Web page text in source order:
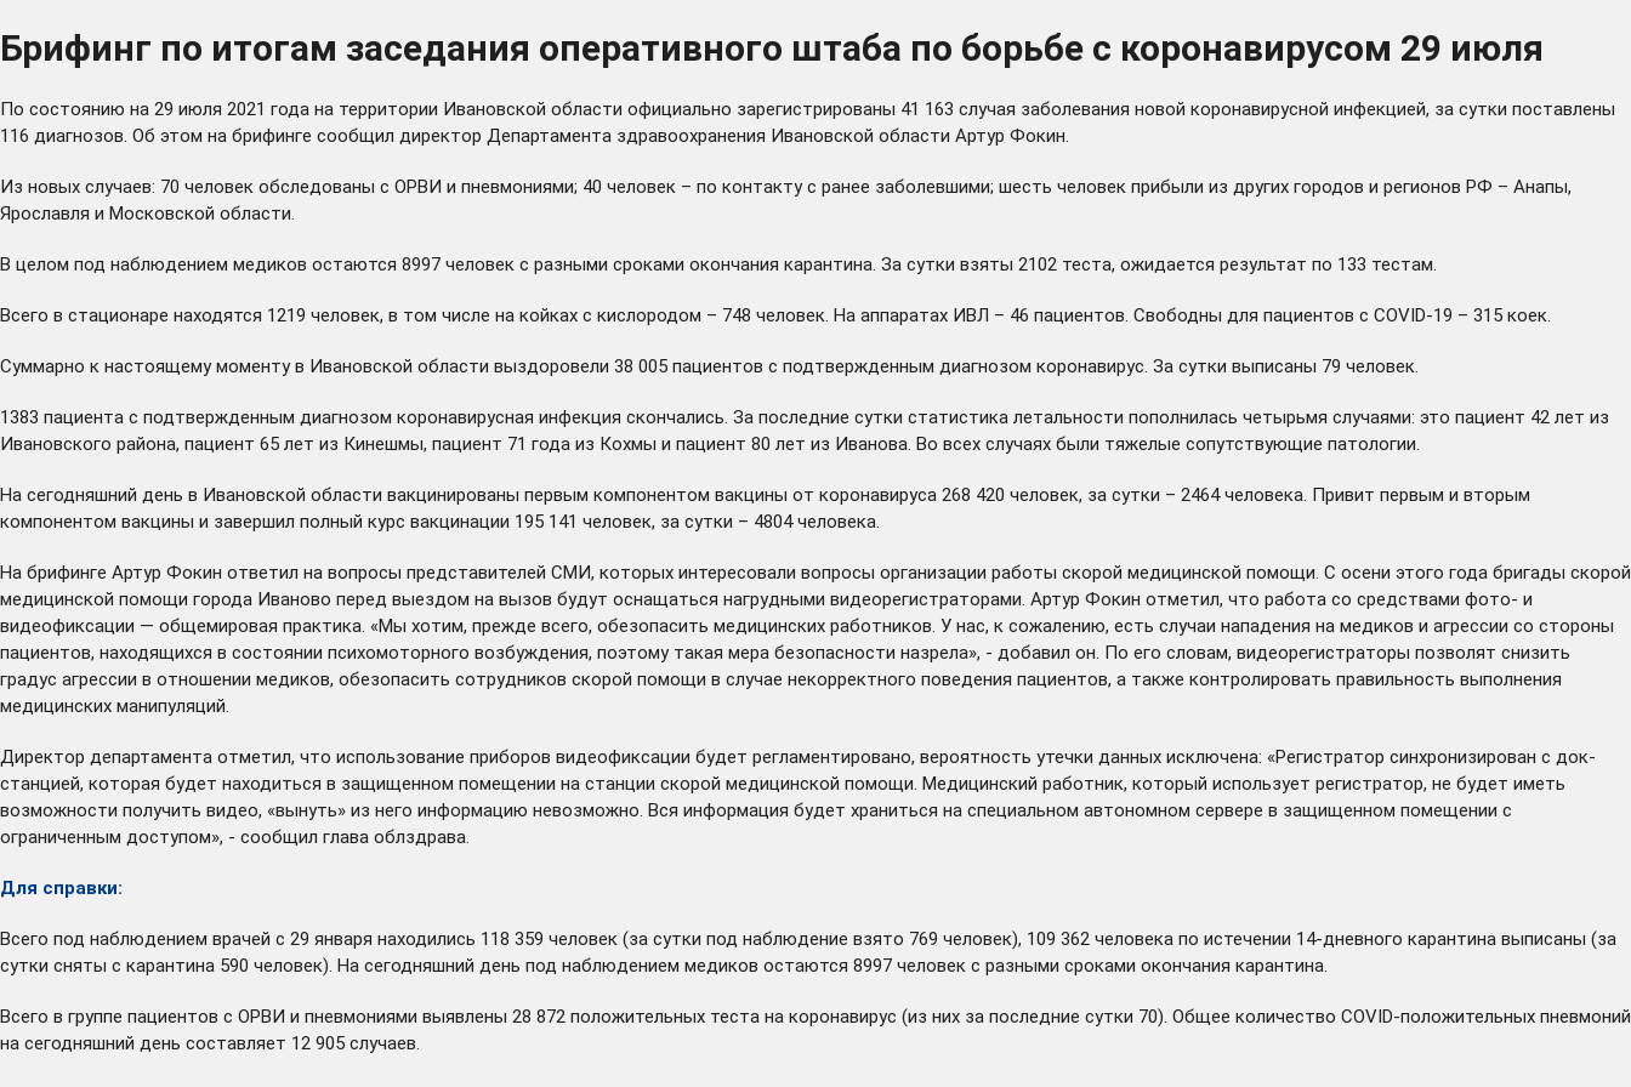
Брифинг по итогам заседания оперативного штаба по борьбе с коронавирусом 29 июля
По состоянию на 29 июля 2021 года на территории Ивановской области официально зарегистрированы 41 163 случая заболевания новой коронавирусной инфекцией, за сутки поставлены
116 диагнозов. Об этом на брифинге сообщил директор Департамента здравоохранения Ивановской области Артур Фокин.
Из новых случаев: 70 человек обследованы с ОРВИ и пневмониями; 40 человек – по контакту с ранее заболевшими; шесть человек прибыли из других городов и регионов РФ – Анапы,
Ярославля и Московской области.
В целом под наблюдением медиков остаются 8997 человек с разными сроками окончания карантина. За сутки взяты 2102 теста, ожидается результат по 133 тестам.
Всего в стационаре находятся 1219 человек, в том числе на койках с кислородом – 748 человек. На аппаратах ИВЛ – 46 пациентов. Свободны для пациентов с COVID-19 – 315 коек.
Суммарно к настоящему моменту в Ивановской области выздоровели 38 005 пациентов с подтвержденным диагнозом коронавирус. За сутки выписаны 79 человек.
1383 пациента с подтвержденным диагнозом коронавирусная инфекция скончались. За последние сутки статистика летальности пополнилась четырьмя случаями: это пациент 42 лет из
Ивановского района, пациент 65 лет из Кинешмы, пациент 71 года из Кохмы и пациент 80 лет из Иванова. Во всех случаях были тяжелые сопутствующие патологии.
На сегодняшний день в Ивановской области вакцинированы первым компонентом вакцины от коронавируса 268 420 человек, за сутки – 2464 человека. Привит первым и вторым
компонентом вакцины и завершил полный курс вакцинации 195 141 человек, за сутки – 4804 человека.
На брифинге Артур Фокин ответил на вопросы представителей СМИ, которых интересовали вопросы организации работы скорой медицинской помощи. С осени этого года бригады скорой
медицинской помощи города Иваново перед выездом на вызов будут оснащаться нагрудными видеорегистраторами. Артур Фокин отметил, что работа со средствами фото- и
видеофиксации — общемировая практика. «Мы хотим, прежде всего, обезопасить медицинских работников. У нас, к сожалению, есть случаи нападения на медиков и агрессии со стороны
пациентов, находящихся в состоянии психомоторного возбуждения, поэтому такая мера безопасности назрела», - добавил он. По его словам, видеорегистраторы позволят снизить
градус агрессии в отношении медиков, обезопасить сотрудников скорой помощи в случае некорректного поведения пациентов, а также контролировать правильность выполнения
медицинских манипуляций.
Директор департамента отметил, что использование приборов видеофиксации будет регламентировано, вероятность утечки данных исключена: «Регистратор синхронизирован с док-
станцией, которая будет находиться в защищенном помещении на станции скорой медицинской помощи. Медицинский работник, который использует регистратор, не будет иметь
возможности получить видео, «вынуть» из него информацию невозможно. Вся информация будет храниться на специальном автономном сервере в защищенном помещении с
ограниченным доступом», - сообщил глава облздрава.
Для справки:
Всего под наблюдением врачей с 29 января находились 118 359 человек (за сутки под наблюдение взято 769 человек), 109 362 человека по истечении 14-дневного карантина выписаны (за
сутки сняты с карантина 590 человек). На сегодняшний день под наблюдением медиков остаются 8997 человек с разными сроками окончания карантина.
Всего в группе пациентов с ОРВИ и пневмониями выявлены 28 872 положительных теста на коронавирус (из них за последние сутки 70). Общее количество COVID-положительных пневмоний
на сегодняшний день составляет 12 905 случаев.